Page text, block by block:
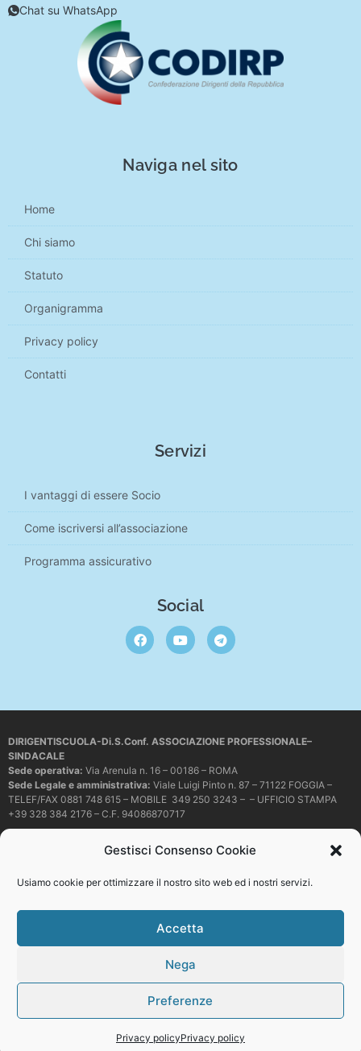
Gestisci Consenso Cookie
Usiamo cookie per ottimizzare il nostro sito web ed i nostri servizi.
Accetta
Nega
Preferenze
Privacy policyPrivacy policy
Chat su WhatsApp
Naviga nel sito
Home
Chi siamo
Statuto
Organigramma
Privacy policy
Contatti
Servizi
I vantaggi di essere Socio
Come iscriversi all’associazione
Programma assicurativo
Social
DIRIGENTISCUOLA-Di.S.Conf. ASSOCIAZIONE PROFESSIONALE–
SINDACALE
Sede operativa: Via Arenula n. 16 – 00186 – ROMA
Sede Legale e amministrativa: Viale Luigi Pinto n. 87 – 71122 FOGGIA –
TELEF/FAX 0881 748 615 – MOBILE 349 250 3243 – – UFFICIO STAMPA
+39 328 384 2176 – C.F. 94086870717
dirigentiscuola@pec.it
copiare o riprodurre in alcun modo i contenuti presenti in questo sito se non
Top